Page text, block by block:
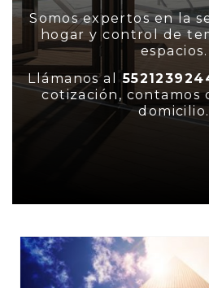
Somos expertos en la
hogar y control de
espacios.
Llámanos al
cotización, contamos
domicilio.